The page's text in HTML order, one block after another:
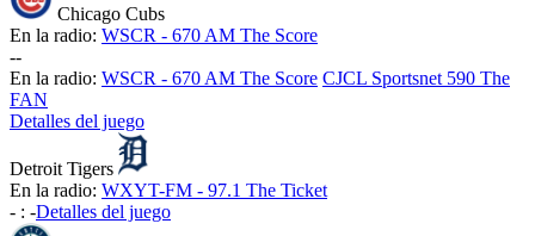
Chicago Cubs
En la radio: WSCR - 670 AM The Score
--
En la radio: WSCR - 670 AM The Score CJCL Sportsnet 590 The
FAN
Detalles del juego
Detroit Tigers
En la radio: WXYT-FM - 97.1 The Ticket
- : -Detalles del juego